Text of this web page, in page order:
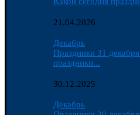
21.04.2026
Декабрь
Праздники 31
праздники...
30.12.2025
Декабрь